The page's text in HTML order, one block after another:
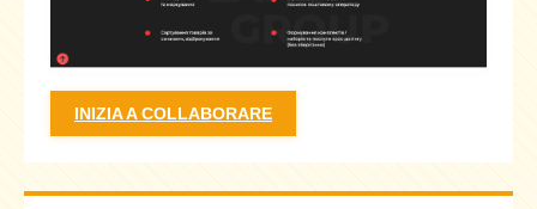
INIZIA A COLLABORARE